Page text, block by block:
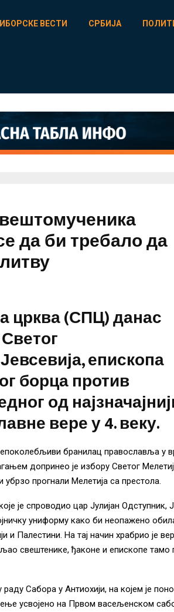
ВЕСТИ СРБИЈА
да би требало да
црква (СПЦ) данас
епископа
борца против
од
вере у 4. веку.
бранилац православља у
допринео је избору Светог
убрзо прогнали Мелетија са престола.
је спроводио цар Јулијан Одступник,
униформу како би неопажено
и Палестини. На тај начин храбрио је
свештенике, ђаконе и епископе тамо
Сабора у Антиохији, на којем је
усвојено на Првом васељенском